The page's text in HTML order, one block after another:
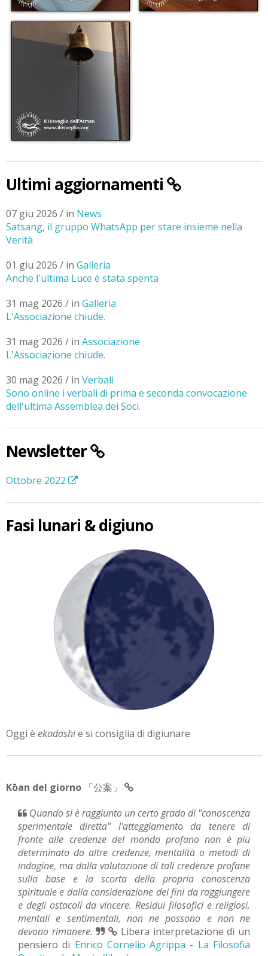
Ultimi aggiornamenti
07 giu 2026 / in News
Satsang, il gruppo WhatsApp per stare insieme nella
Verità
01 giu 2026 / in Galleria
Anche l'ultima Luce è stata spenta
31 mag 2026 / in Galleria
L'Associazione chiude.
31 mag 2026 / in Associazione
L'Associazione chiude.
30 mag 2026 / in Verbali
Sono online i verbali di prima e seconda convocazione
dell'ultima Assemblea dei Soci.
Newsletter
Ottobre 2022
Fasi lunari & digiuno
Oggi è ekadashie si consiglia di digiunare
Kōan del giorno 「公案」
Quando si è raggiunto un certo grado di "conoscenza
sperimentale diretta" l'atteggiamento da tenere di
fronte alle credenze del mondo profano non è più
determinato da altre credenze, mentalità o metodi di
indagine, ma dalla valutazione di tali credenze profane
sulla base e la scorta della propria conoscenza
spirituale e dalla considerazione dei fini da raggiungere
e degli ostacoli da vincere. Residui filosofici e religiosi,
mentali e sentimentali, non ne possono e non ne
devono rimanere.
Libera interpretazione di un
pensiero di Enrico Cornelio Agrippa - La Filosofia